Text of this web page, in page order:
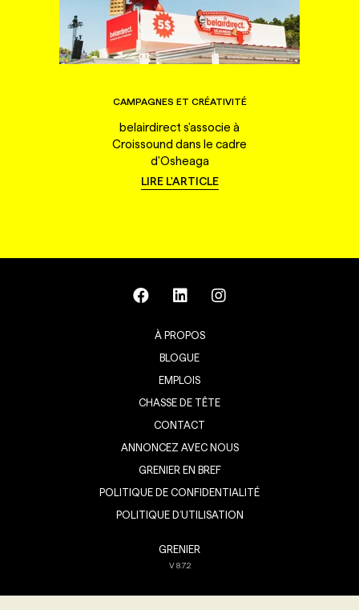
CAMPAGNES ET CRÉATIVITÉ
belairdirect s'associe à
Croissound dans le cadre
d'Osheaga
LIRE L'ARTICLE
À PROPOS
BLOGUE
EMPLOIS
CHASSE DE TÊTE
CONTACT
ANNONCEZ AVEC NOUS
GRENIER EN BREF
POLITIQUE DE CONFIDENTIALITÉ
POLITIQUE D’UTILISATION
GRENIER
V8.7.2